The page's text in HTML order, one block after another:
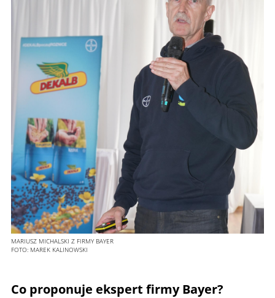
MARIUSZ MICHALSKI Z FIRMY BAYER
FOTO: MAREK KALINOWSKI
Co proponuje ekspert firmy Bayer?